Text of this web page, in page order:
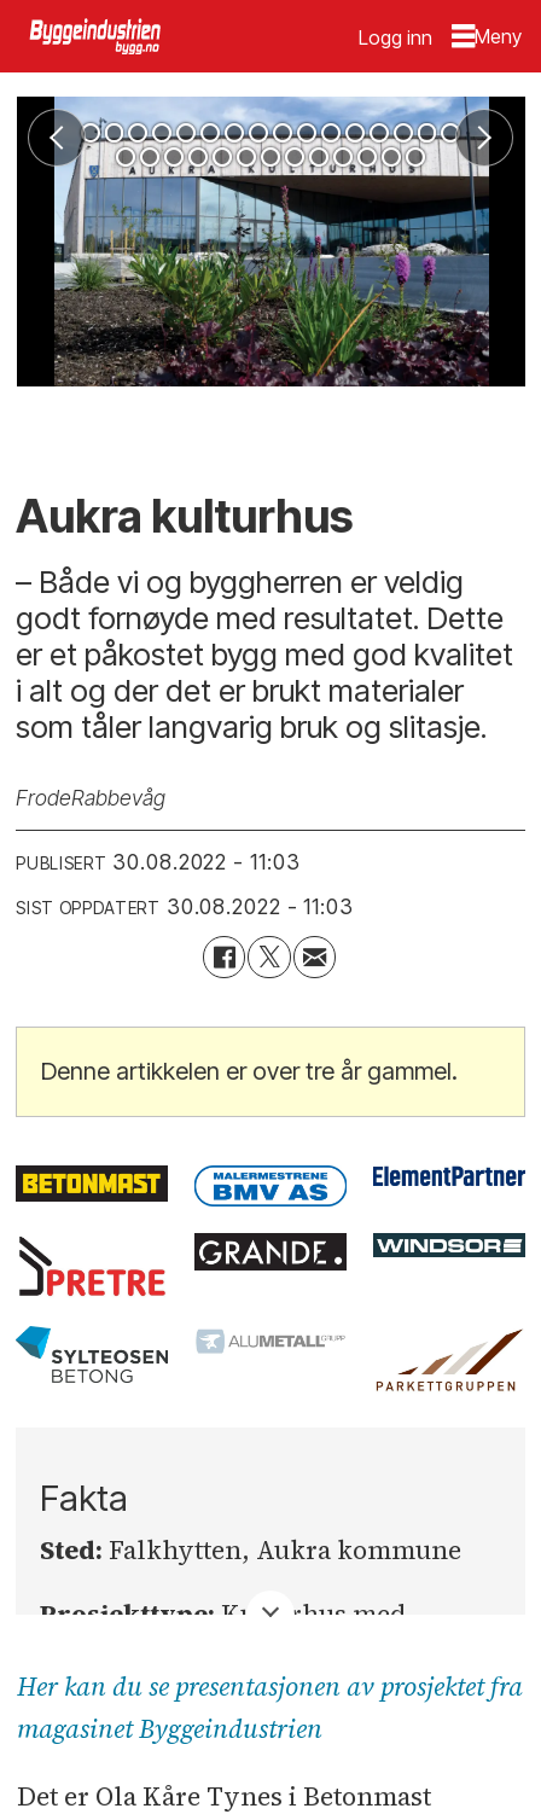
Logg inn
Aukra kulturhus
– Både vi og byggherren er veldig
godt fornøyde med resultatet. Dette
er et påkostet bygg med god kvalitet
i alt og der det er brukt materialer
som tåler langvarig bruk og slitasje.
FrodeRabbevåg
PUBLISERT 30.08.2022 - 11:03
SIST OPPDATERT 30.08.2022 - 11:03
Denne artikkelen er over tre år gammel.
Fakta
Sted: Falkhytten, Aukra kommune
Prosjekttype: Kulturhus med
Bruttoareal:4.777 kvadratmeter
Byggherre:
Aukra kommune
Her kan du se presentasjonen av prosjektet fra
magasinet Byggeindustrien
Det er Ola Kåre Tynes i Betonmast